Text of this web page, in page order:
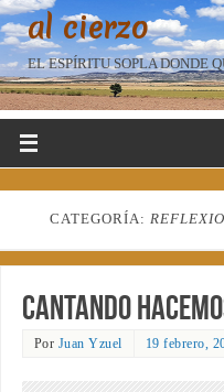
al cierzo
EL ESPÍRITU SOPLA DONDE
CATEGORÍA:
Cantando
Por Juan Yzuel 19 febrero,